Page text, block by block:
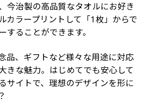
今治製の高品質なタオルにお好き
カラープリントして「1枚」からで
することができます。
品、ギフトなど様々な用途に対応
きな魅力。はじめてでも安心して
サイトで、理想のデザインを形に